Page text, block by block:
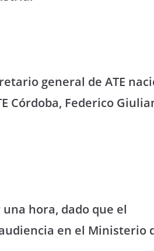
general de ATE
Córdoba, Federico
hora, dado que el
en el Ministerio